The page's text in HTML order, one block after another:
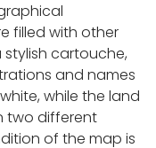
filled with other
cartouche,
and names
while the land
two different
of the map is